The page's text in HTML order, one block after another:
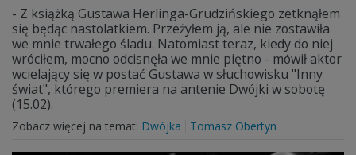
- Z książką Gustawa Herlinga-Grudzińskiego zetknąłem
się będąc nastolatkiem. Przeżyłem ją, ale nie zostawiła
we mnie trwałego śladu. Natomiast teraz, kiedy do niej
wróciłem, mocno odcisnęła we mnie piętno - mówił aktor
wcielający się w postać Gustawa w słuchowisku "Inny
świat", którego premiera na antenie Dwójki w sobotę
(15.02).
Zobacz więcej na temat: Dwójka Tomasz Obertyn